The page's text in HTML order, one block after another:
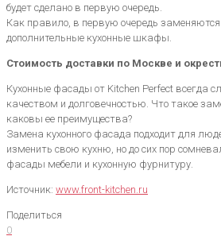
будет сделано в первую очередь.
Как правило, в первую очередь
дополнительные кухонные шкафы.
Стоимость доставки по Москве и
Кухонные фасады от Kitchen Perfect всегда
качеством и долговечностью. Что такое
каковы ее преимущества?
Замена кухонного фасада подходит для
изменить свою кухню, но до сих пор
фасады мебели и кухонную фурнитуру.
Источник: www.front-kitchen.ru
Поделиться
0